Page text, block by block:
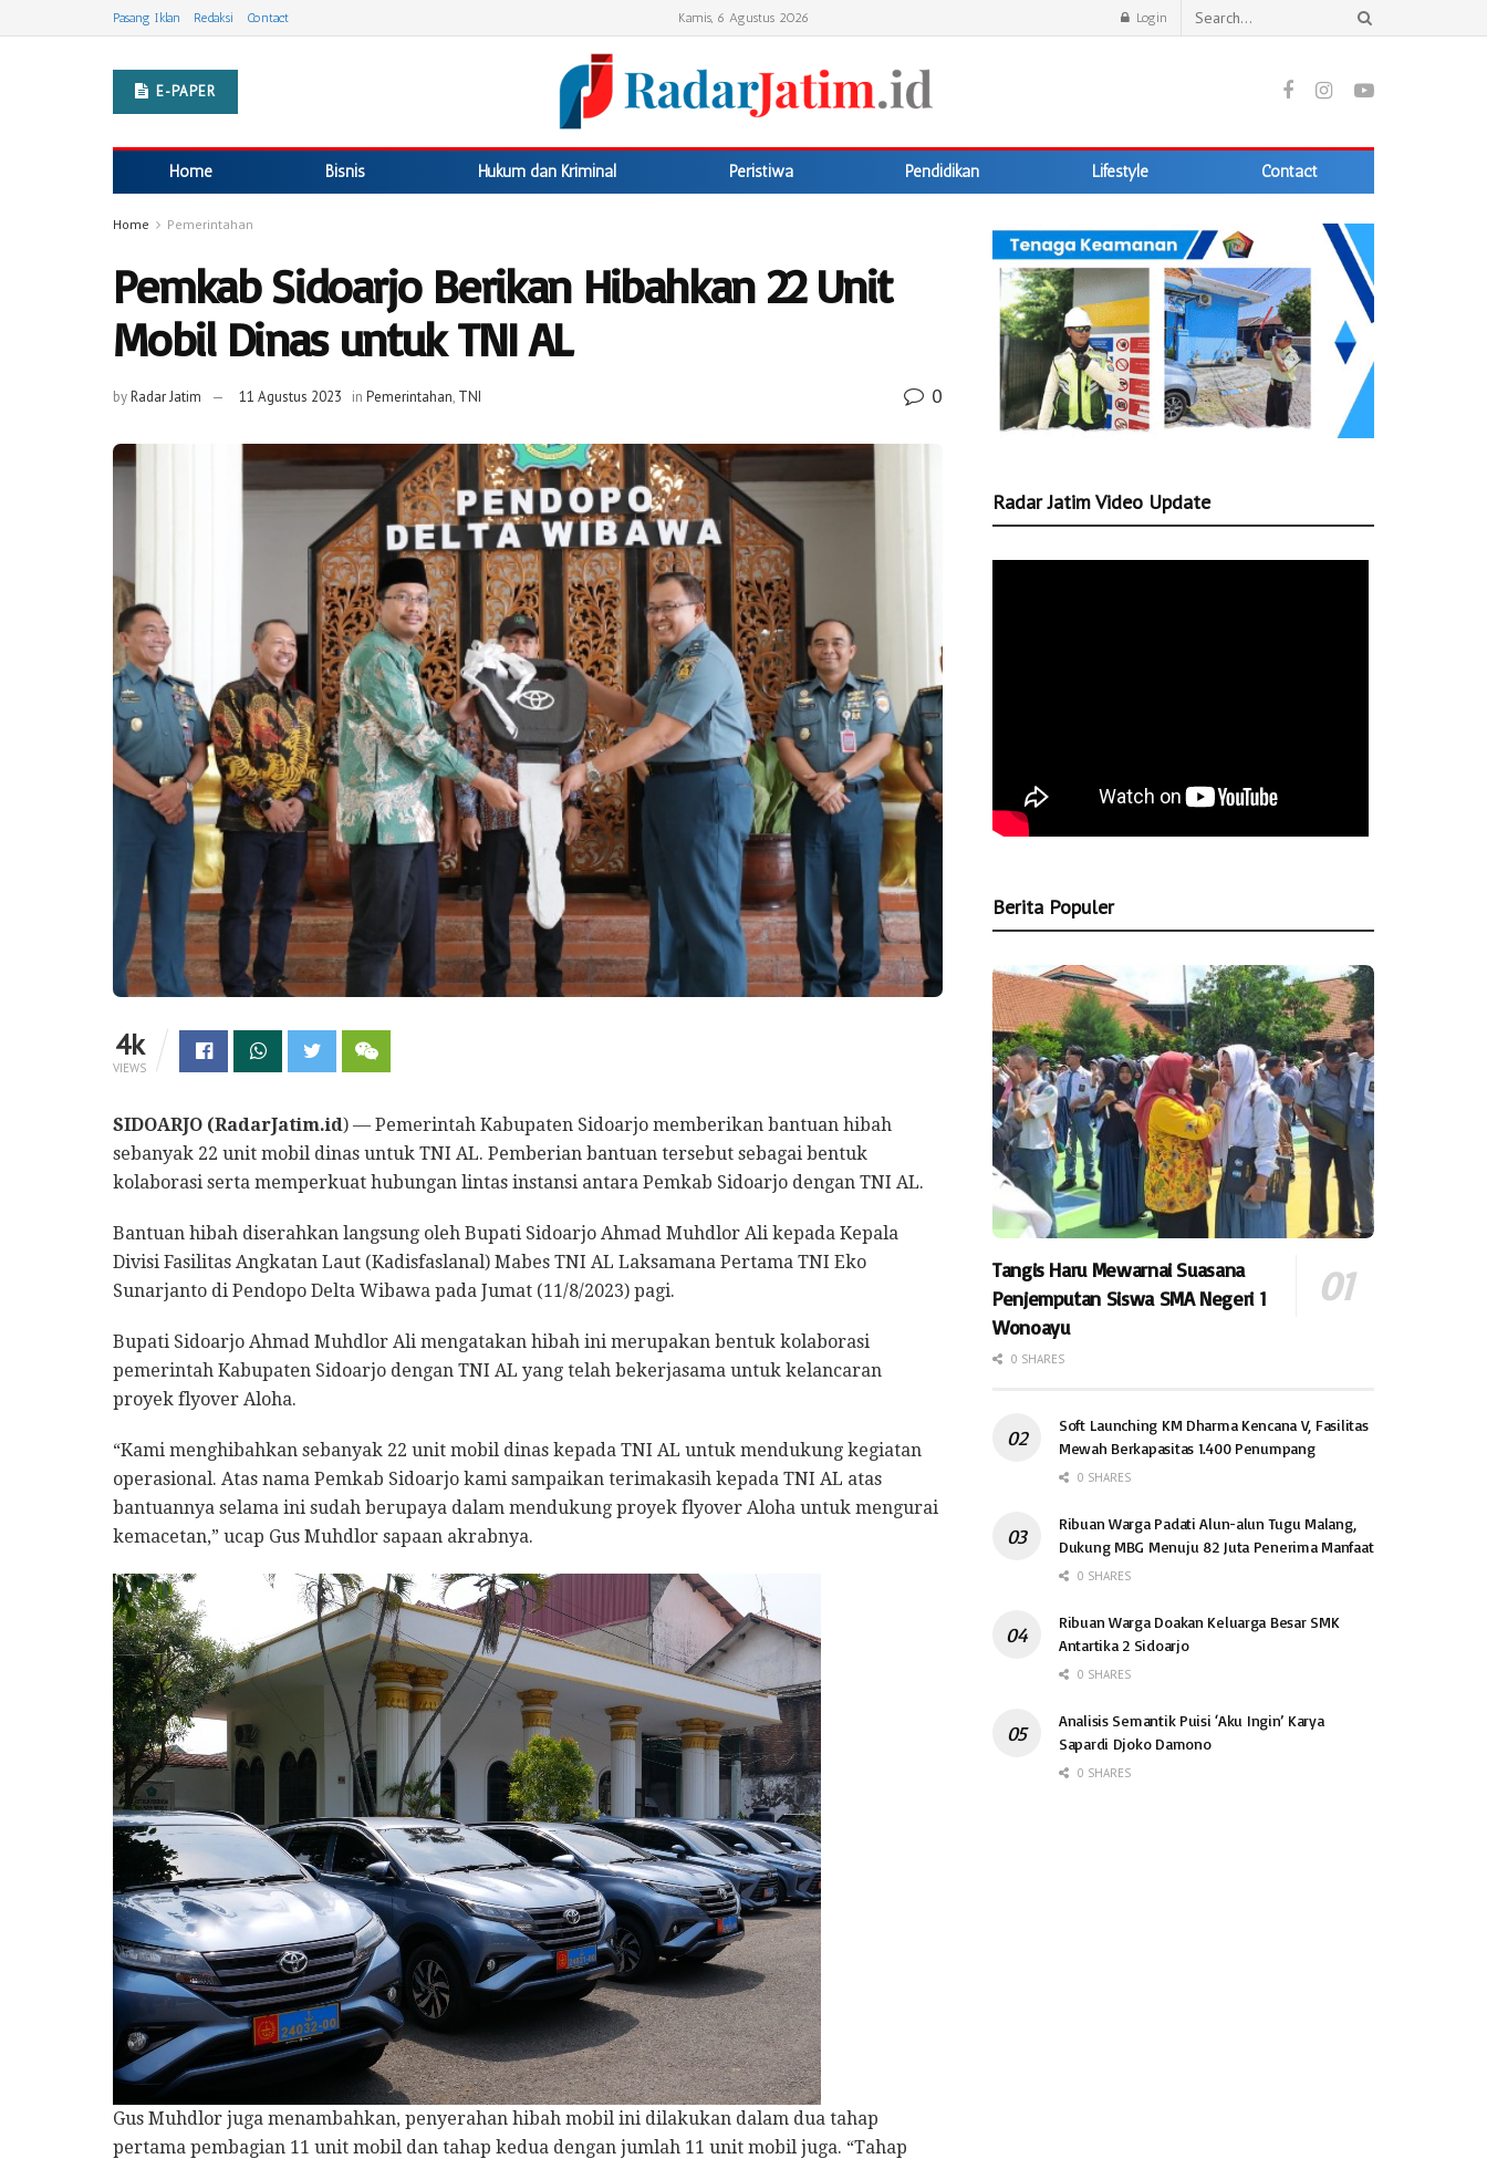
Pasang Iklan Redaksi Contact Kamis, 6 Agustus 2026 Login
E-PAPER
Home Bisnis Hukum dan Kriminal Peristiwa Pendidikan Lifestyle Contact
Home Pemerintahan
Pemkab Sidoarjo Berikan Hibahkan 22 Unit
Mobil Dinas untuk TNI AL
byRadar Jatim 11 Agustus 2023 in Pemerintahan, TNI 0
4k
VIEWS
SIDOARJO (RadarJatim.id) — Pemerintah Kabupaten Sidoarjo memberikan bantuan hibah
sebanyak 22 unit mobil dinas untuk TNI AL. Pemberian bantuan tersebut sebagai bentuk
kolaborasi serta memperkuat hubungan lintas instansi antara Pemkab Sidoarjo dengan TNI AL.
Bantuan hibah diserahkan langsung oleh Bupati Sidoarjo Ahmad Muhdlor Ali kepada Kepala
Divisi Fasilitas Angkatan Laut (Kadisfaslanal) Mabes TNI AL Laksamana Pertama TNI Eko
Sunarjanto di Pendopo Delta Wibawa pada Jumat (11/8/2023) pagi.
Bupati Sidoarjo Ahmad Muhdlor Ali mengatakan hibah ini merupakan bentuk kolaborasi
pemerintah Kabupaten Sidoarjo dengan TNI AL yang telah bekerjasama untuk kelancaran
proyek flyover Aloha.
“Kami menghibahkan sebanyak 22 unit mobil dinas kepada TNI AL untuk mendukung kegiatan
operasional. Atas nama Pemkab Sidoarjo kami sampaikan terimakasih kepada TNI AL atas
bantuannya selama ini sudah berupaya dalam mendukung proyek flyover Aloha untuk mengurai
kemacetan,” ucap Gus Muhdlor sapaan akrabnya.
Gus Muhdlor juga menambahkan, penyerahan hibah mobil ini dilakukan dalam dua tahap
pertama pembagian 11 unit mobil dan tahap kedua dengan jumlah 11 unit mobil juga. “Tahap
Radar Jatim Video Update
Berita Populer
Tangis Haru Mewarnai Suasana
Penjemputan Siswa SMA Negeri 1
Wonoayu
0 SHARES
Soft Launching KM Dharma Kencana V, Fasilitas
Mewah Berkapasitas 1.400 Penumpang
0 SHARES
Ribuan Warga Padati Alun-alun Tugu Malang,
Dukung MBG Menuju 82 Juta Penerima Manfaat
0 SHARES
Ribuan Warga Doakan Keluarga Besar SMK
Antartika 2 Sidoarjo
0 SHARES
Analisis Semantik Puisi ‘Aku Ingin’ Karya
Sapardi Djoko Damono
0 SHARES